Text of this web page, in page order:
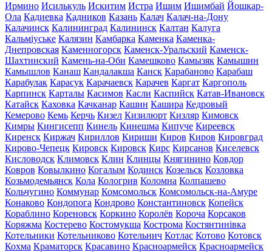
Ирмино Исилькуль Искитим Истра Ишим Ишимбай Йошкар-
Ола Кадиевка Кадников Казань Калач Калач-на-Дону
Калачинск Калининград Калининск Калтан Калуга
Кальміуське Калязин Камбарка Каменка Каменка-
Днепровская Каменногорск Каменск-Уральский Каменск-
Шахтинский Камень-на-Оби Камешково Камызяк Камышин
Камышлов Канаш Кандалакша Канск Карабаново Карабаш
Карабулак Карасук Карачаевск Карачев Каргат Каргополь
Карпинск Карталы Касимов Касли Каспийск Катав-Ивановск
Катайск Каховка Качканар Кашин Кашира Кедровый
Кемерово Кемь Керчь Кизел Кизилюрт Кизляр Кимовск
Кимры Кингисепп Кинель Кинешма Кипуче Киреевск
Киренск Киржач Кириллов Кириши Киров Киров Кировград
Кирово-Чепецк Кировск Кировск Кирс Кирсанов Киселевск
Кисловодск Климовск Клин Клинцы Княгинино Ковдор
Ковров Ковылкино Когалым Кодинск Козельск Козловка
Козьмодемьянск Кола Кологрив Коломна Колпашево
Кольчугино Коммунар Комсомольск Комсомольск-на-Амуре
Конаково Кондопога Кондрово Константиновск Копейск
Кораблино Кореновск Коркино Королёв Короча Корсаков
Коряжма Костерево Костомукша Кострома Костянтинівка
Котельники Котельниково Котельнич Котлас Котово Котовск
Кохма Краматорск Красавино Красноармейск Красноармейск